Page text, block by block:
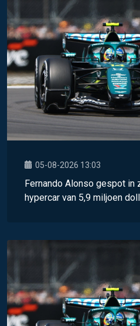
05-08-2026 13:03
Fernando Alonso gespot in
hypercar van 5,9 miljoen